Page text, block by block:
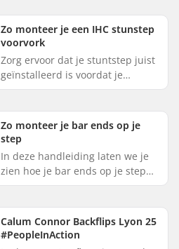
installeren van een SCS adapter
is v...
Zo monteer je een IHC stunstep
voorvork
Zorg ervoor dat je stuntstep juist
geïnstalleerd is voordat je
hiermee naar het skatepark of
handleiding laten we je ...
Zo monteer je bar ends op je
step
In deze handleiding laten we je
zien hoe je bar ends op je step
monteert. Het is een eenvoudig
kunt uitvoeren. Duw de...
Calum Connor Backflips Lyon 25
#PeopleInAction